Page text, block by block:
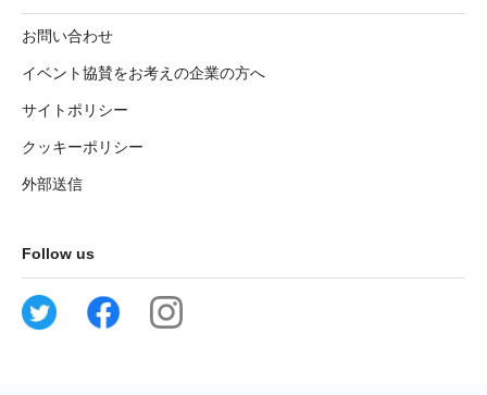
お問い合わせ
イベント協賛をお考えの企業の方へ
サイトポリシー
クッキーポリシー
外部送信
Follow us